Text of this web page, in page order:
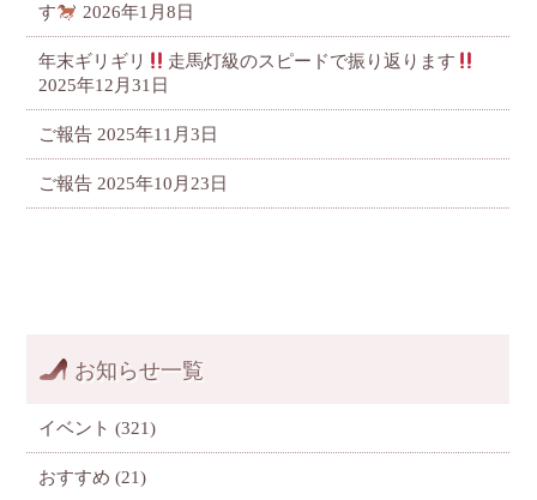
す
2026年1月8日
年末ギリギリ
走馬灯級のスピードで振り返ります
2025年12月31日
ご報告 2025年11月3日
ご報告 2025年10月23日
お知らせ一覧
イベント (321)
おすすめ (21)